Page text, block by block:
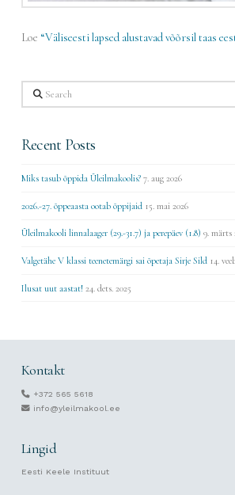
Loe “Väliseesti lapsed alustavad võõrsil taas
Search
Recent Posts
Miks tasub õppida Üleilmakoolis? 7. aug 2026
2026.-27. õppeaasta ootab õppijaid 15. mai 2026
Üleilmakooli linnalaager (29.-31.7) ja perepäev (1.8) 9. märts
Valgetähe V klassi teenetemärgi sai õpetaja Sirje Sild 14.
Ilusat uut aastat! 24. dets. 2025
Kontakt
+372 565 5618
info@yleilmakool.ee
Lingid
Eesti Keele Instituut